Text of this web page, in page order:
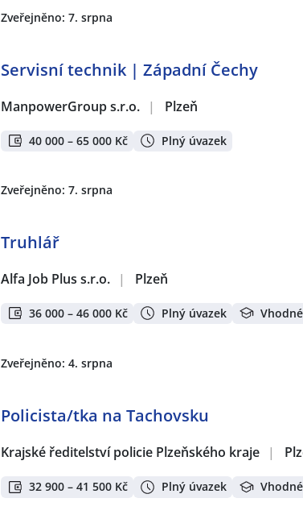
Zveřejněno: 7. srpna
Servisní technik | Západní Čechy
ManpowerGroup s.r.o. | Plzeň
40 000 – 65 000 Kč Plný úvazek
Zveřejněno: 7. srpna
Truhlář
Alfa Job Plus s.r.o. | Plzeň
36 000 – 46 000 Kč Plný úvazek
Zveřejněno: 4. srpna
Policista/tka na Tachovsku
Krajské ředitelství policie Plzeňského kraje |
32 900 – 41 500 Kč Plný úvazek